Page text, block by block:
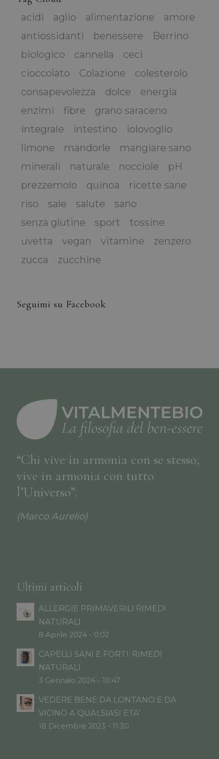
acidi
aglio alimentazione
amore
antiossidanti
benessere
Berrino
biologico
cannella
ceci
cioccolato
Colazione
colesterolo
consapevolezza
dolce
energia
enzimi
fibre
grano saraceno
integrale
intestino
iolovoglio
limone
mandorle
mangiare sano
minerali
naturale nocciole
pH
prezzemolo
quinoa
ricette sane
riso
sale salute
sano
senza glutine
sport
tossine
uvetta
vegan vitamine
zenzero
zucca
zucchine
Seguimi su Facebook
“Chi vive in armonia con se stesso,
vive in armonia con tutto
l’Universo”.
(Marco Aurelio)
Ultimi articoli
ALLERGIE PRIMAVERILI RIMEDI
NATURALI
8 Aprile 2024 - 0:02
CAPELLI SANI E FORTI: RIMEDI
NATURALI
3 Gennaio 2024 - 10:47
VEDERE BENE DA LONTANO E DA
VICINO A QUALSIASI ETA’
18 Dicembre 2023 - 11:30